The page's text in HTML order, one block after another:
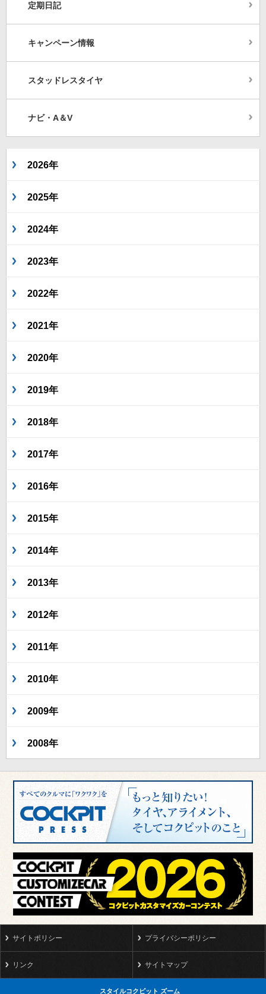
定期日記
キャンペーン情報
スタッドレスタイヤ
ナビ・A＆V
2026年
2025年
2024年
2023年
2022年
2021年
2020年
2019年
2018年
2017年
2016年
2015年
2014年
2013年
2012年
2011年
2010年
2009年
2008年
サイトポリシー プライバシーポリシー
リンク サイトマップ
スタイルコクピット ズーム